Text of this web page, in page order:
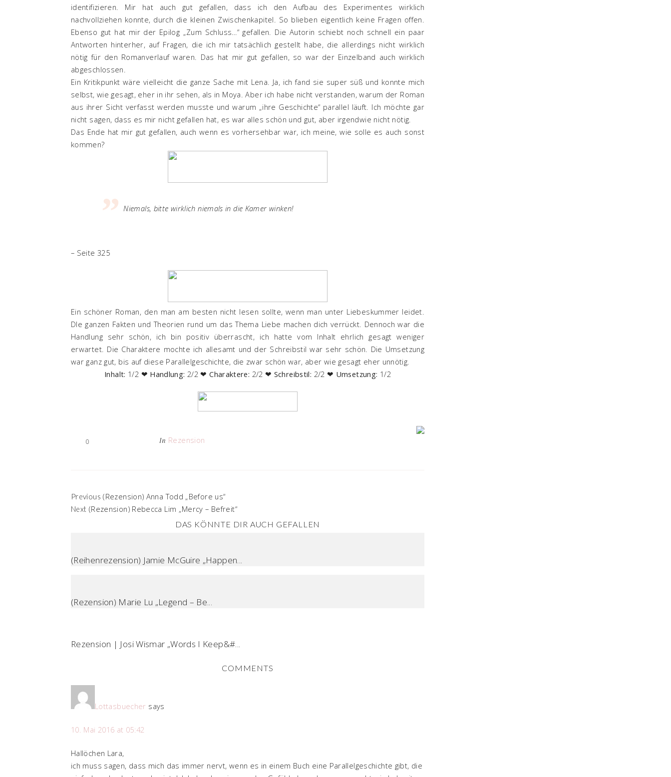
identifizieren. Mir hat auch gut gefallen, dass ich den Aufbau des Experimentes wirklich
nachvollziehen konnte, durch die kleinen Zwischenkapitel. So blieben eigentlich keine Fragen offen.
Ebenso gut hat mir der Epilog „Zum Schluss…“ gefallen. Die Autorin schiebt noch schnell ein paar
Antworten hinterher, auf Fragen, die ich mir tatsächlich gestellt habe, die allerdings nicht wirklich
nötig für den Romanverlauf waren. Das hat mir gut gefallen, so war der Einzelband auch wirklich
abgeschlossen.
Ein Kritikpunkt wäre vielleicht die ganze Sache mit Lena. Ja, ich fand sie super süß und konnte mich
selbst, wie gesagt, eher in ihr sehen, als in Moya. Aber ich habe nicht verstanden, warum der Roman
aus ihrer Sicht verfasst werden musste und warum „ihre Geschichte“ parallel läuft. Ich möchte gar
nicht sagen, dass es mir nicht gefallen hat, es war alles schön und gut, aber irgendwie nicht nötig.
Das Ende hat mir gut gefallen, auch wenn es vorhersehbar war, ich meine, wie solle es auch sonst
kommen?
Niemals, bitte wirklich niemals in die Kamer winken!
– Seite 325
Ein schöner Roman, den man am besten nicht lesen sollte, wenn man unter Liebeskummer leidet.
DIe ganzen Fakten und Theorien rund um das Thema Liebe machen dich verrückt. Dennoch war die
Handlung sehr schön, ich bin positiv überrascht, ich hatte vom Inhalt ehrlich gesagt weniger
erwartet. Die Charaktere mochte ich allesamt und der Schreibstil war sehr schön. Die Umsetzung
war ganz gut, bis auf diese Parallelgeschichte, die zwar schön war, aber wie gesagt eher unnötig.
Inhalt: 1/2 ❤ Handlung: 2/2 ❤Charaktere: 2/2 ❤ Schreibstil: 2/2 ❤ Umsetzung: 1/2
0 In Rezension
Previous (Rezension) Anna Todd „Before us“
Next (Rezension) Rebecca Lim „Mercy – Befreit“
DAS KÖNNTE DIR AUCH GEFALLEN
(Reihenrezension) Jamie McGuire „Happen...
(Rezension) Marie Lu „Legend – Be...
Rezension | Josi Wismar „Words I Keep&#...
COMMENTS
Lottasbuecher says
10. Mai 2016 at 05:42
Hallöchen Lara,
ich muss sagen, dass mich das immer nervt, wenn es in einem Buch eine Parallelgeschichte gibt, die